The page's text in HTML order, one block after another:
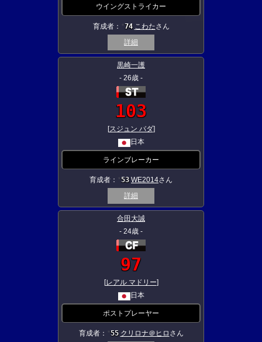
ウイングストライカー
育成者： 74 こわたさん
詳細
黒崎一護
- 26歳 -
103
[スジュン バダ]
日本
ラインブレーカー
育成者： 53 WE2014さん
詳細
合田大誠
- 24歳 -
97
[レアル マドリー]
日本
ポストプレーヤー
育成者： 55 クリロナ＠ヒロ さん